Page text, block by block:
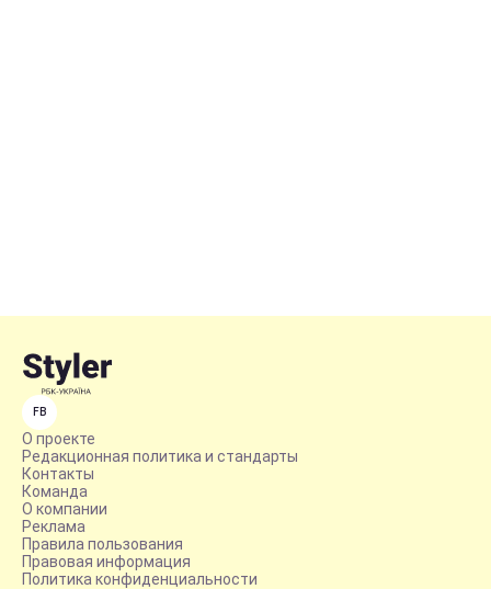
FB
О проекте
Редакционная политика и стандарты
Контакты
Команда
О компании
Реклама
Правила пользования
Правовая информация
Политика конфиденциальности